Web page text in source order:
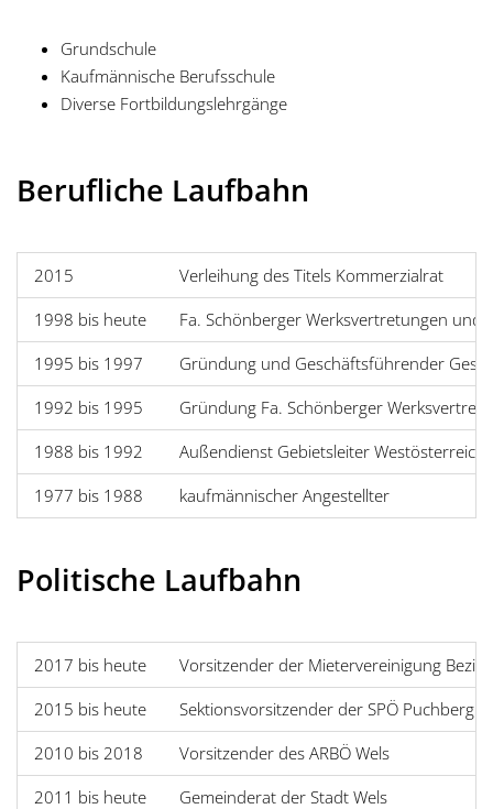
Grundschule
Kaufmännische Berufsschule
Diverse Fortbildungslehrgänge
Berufliche Laufbahn
2015
Verleihung des Titels Kommerzialrat
1998 bis heute
Fa. Schönberger Werksvertretungen und
1995 bis 1997
Gründung und Geschäftsführender
1992 bis 1995
Gründung Fa. Schönberger
1988 bis 1992
Außendienst Gebietsleiter Westösterreich
1977 bis 1988
kaufmännischer Angestellter
Politische Laufbahn
2017 bis heute
Vorsitzender der Mietervereinigung Bezirk
2015 bis heute
Sektionsvorsitzender der SPÖ Puchberg
2010 bis 2018
Vorsitzender des ARBÖ Wels
2011 bis heute
Gemeinderat der Stadt Wels